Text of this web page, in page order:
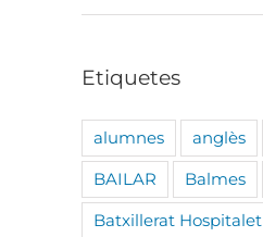
Etiquetes
alumnes anglès
BAILAR
Balmes
Batxillerat Hospitalet